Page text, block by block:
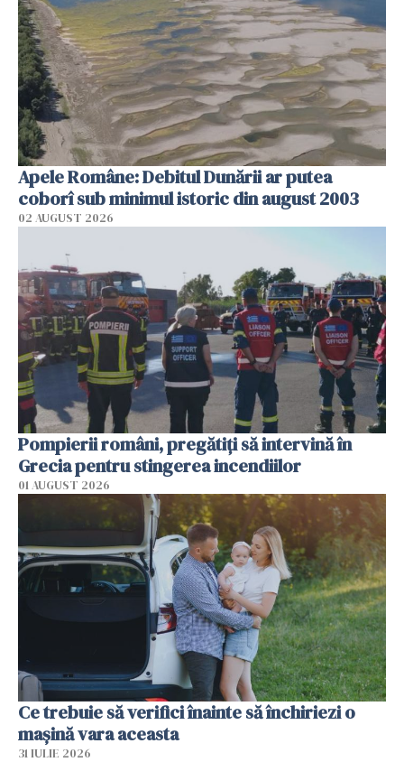
Apele Române: Debitul Dunării ar putea
coborî sub minimul istoric din august 2003
02 AUGUST 2026
Pompierii români, pregătiţi să intervină în
Grecia pentru stingerea incendiilor
01 AUGUST 2026
Ce trebuie să verifici înainte să închiriezi o
mașină vara aceasta
31 IULIE 2026